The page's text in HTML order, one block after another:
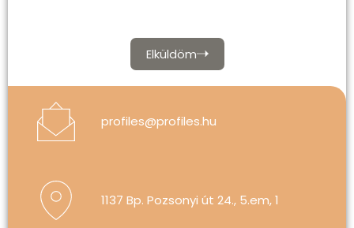
Elküldöm
profiles@profiles.hu
1137 Bp. Pozsonyi út 24., 5.em, 1